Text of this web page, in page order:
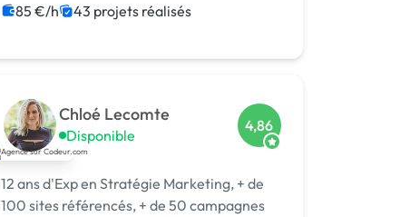
Experience utilisateur
Landing page
85 €/h 43 projets réalisés
Chloé Lecomte
Disponible
4,86
12 ans d'Exp en Stratégie Marketing, + de
100 sites référencés, + de 50 campagnes